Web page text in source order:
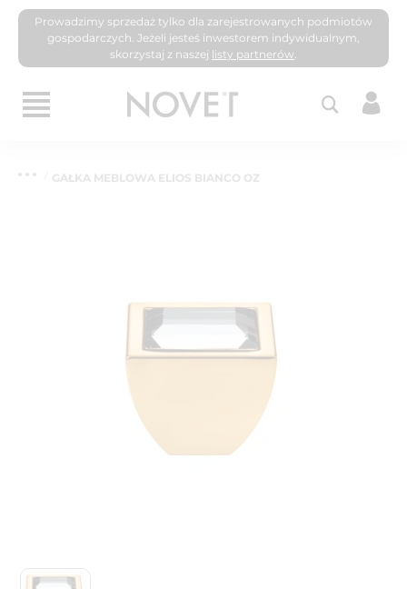
Prowadzimy sprzedaż tylko dla zarejestrowanych podmiotów
gospodarczych. Jeżeli jesteś inwestorem indywidualnym,
skorzystaj z naszej listy partnerów.
GAŁKA MEBLOWA ELIOS BIANCO OZ